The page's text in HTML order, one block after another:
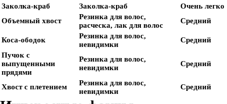
Заколка-краб
Заколка-краб
Очень легко
Объемный хвост
Резинка для волос,
расческа, лак для волос
Средний
Коса-ободок
Резинка для волос,
невидимки
Средний
Пучок с
выпущенными
прядями
Резинка для волос,
невидимки
Средний
Хвост с плетением
Резинка для волос,
невидимки
Средний